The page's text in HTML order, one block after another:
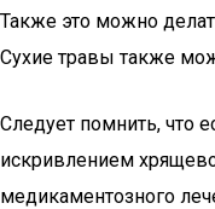
Также это можно
Сухие травы также
Следует помнить, что
искривлением
медикаментозного